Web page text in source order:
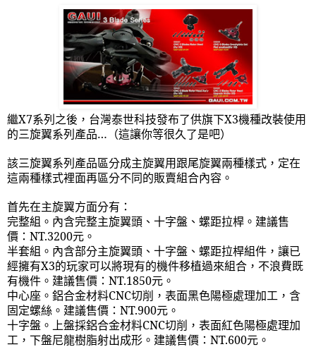
繼X7系列之後，台灣泰世科技發布了供旗下X3機種改裝使用
的三旋翼系列產品…（這讓你等很久了是吧）
該三旋翼系列產品區分成主旋翼用跟尾旋翼兩種樣式，定在
這兩種樣式裡面再區分不同的販賣組合內容。
首先在主旋翼方面分有：
完整組。內含完整主旋翼頭、十字盤、螺距拉桿。建議售
價：NT.3200元。
半套組。內含部分主旋翼頭、十字盤、螺距拉桿組件，讓已
經擁有X3的玩家可以將現有的機件移植過來組合，不浪費既
有機件。建議售價：NT.1850元。
中心座。鋁合金材料CNC切削，表面黑色陽極處理加工，含
固定螺絲。建議售價：NT.900元。
十字盤。上盤採鋁合金材料CNC切削，表面紅色陽極處理加
工，下盤尼龍樹脂射出成形。建議售價：NT.600元。